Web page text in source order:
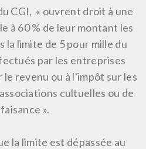
CGI, « ouvrent droit à une
à 60 % de leur montant les
la limite de 5 pour mille du
par les entreprises
revenu ou à l'impôt sur les
cultuelles ou de
».
la limite est dépassée au